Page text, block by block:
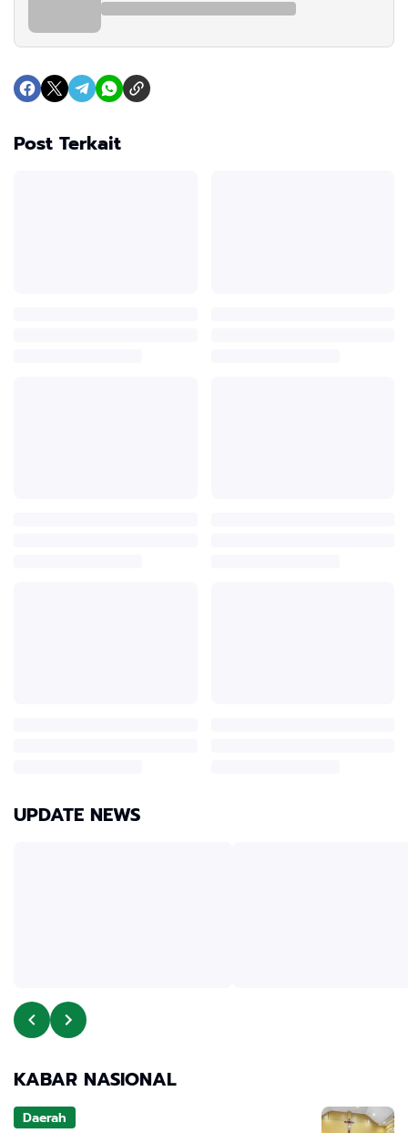
Post Terkait
UPDATE NEWS
KABAR NASIONAL
Daerah